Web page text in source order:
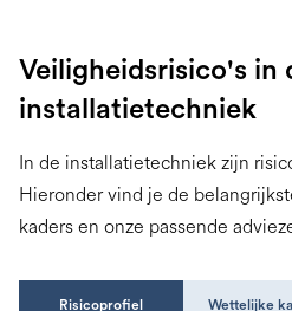
Veiligheidsrisico's in
installatietechniek
In de installatietechniek zijn
Hieronder vind je de
kaders en onze passende
Risicoprofiel Wettelijke